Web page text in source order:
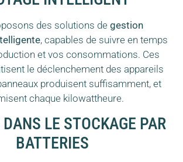
des solutions de gestion
, capables de suivre en temps
et vos consommations. Ces
le déclenchement des appareils
produisent suffisamment, et
chaque kilowattheure.
LE STOCKAGE PAR
BATTERIES